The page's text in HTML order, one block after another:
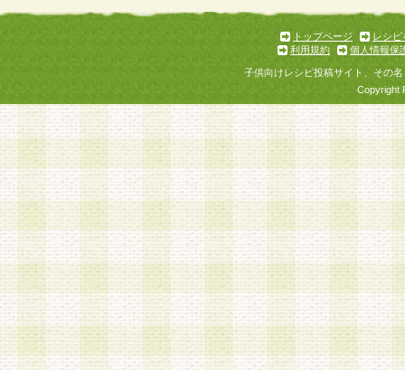
トップページ
レシピ
利用規約
個人情報保
子供向けレシピ投稿サイト、その
Copyright